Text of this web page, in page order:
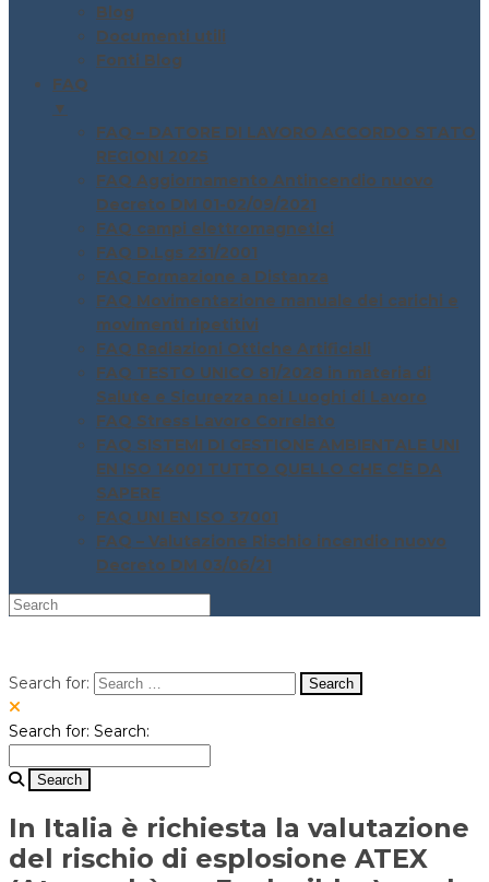
Blog
Documenti utili
Fonti Blog
FAQ
▼
FAQ – DATORE DI LAVORO ACCORDO STATO
REGIONI 2025
FAQ Aggiornamento Antincendio nuovo
Decreto DM 01-02/09/2021
FAQ campi elettromagnetici
FAQ D.Lgs 231/2001
FAQ Formazione a Distanza
FAQ Movimentazione manuale dei carichi e
movimenti ripetitivi
FAQ Radiazioni Ottiche Artificiali
FAQ TESTO UNICO 81/2028 in materia di
Salute e Sicurezza nei Luoghi di Lavoro
FAQ Stress Lavoro Correlato
FAQ SISTEMI DI GESTIONE AMBIENTALE UNI
EN ISO 14001 TUTTO QUELLO CHE C’È DA
SAPERE
FAQ UNI EN ISO 37001
FAQ – Valutazione Rischio incendio nuovo
Decreto DM 03/06/21
Search for:
Search for: Search:
In Italia è richiesta la valutazione
del rischio di esplosione ATEX